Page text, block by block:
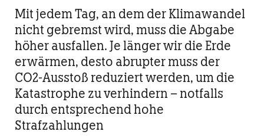
Mit jedem Tag, an dem der Klimawandel
nicht gebremst wird, muss die Abgabe
höher ausfallen. Je länger wir die Erde
erwärmen, desto abrupter muss der
CO2-Ausstoß reduziert werden, um die
Katastrophe zu verhindern – notfalls
durch entsprechend hohe
Strafzahlungen